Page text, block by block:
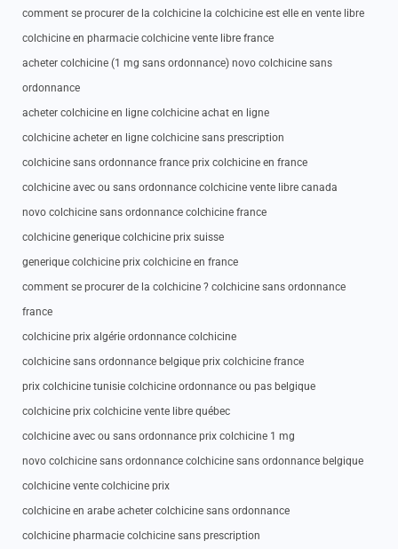
comment se procurer de la colchicine la colchicine est elle en vente libre
colchicine en pharmacie colchicine vente libre france
acheter colchicine (1 mg sans ordonnance) novo colchicine sans
ordonnance
acheter colchicine en ligne colchicine achat en ligne
colchicine acheter en ligne colchicine sans prescription
colchicine sans ordonnance france prix colchicine en france
colchicine avec ou sans ordonnance colchicine vente libre canada
novo colchicine sans ordonnance colchicine france
colchicine generique colchicine prix suisse
generique colchicine prix colchicine en france
comment se procurer de la colchicine ? colchicine sans ordonnance
france
colchicine prix algérie ordonnance colchicine
colchicine sans ordonnance belgique prix colchicine france
prix colchicine tunisie colchicine ordonnance ou pas belgique
colchicine prix colchicine vente libre québec
colchicine avec ou sans ordonnance prix colchicine 1 mg
novo colchicine sans ordonnance colchicine sans ordonnance belgique
colchicine vente colchicine prix
colchicine en arabe acheter colchicine sans ordonnance
colchicine pharmacie colchicine sans prescription